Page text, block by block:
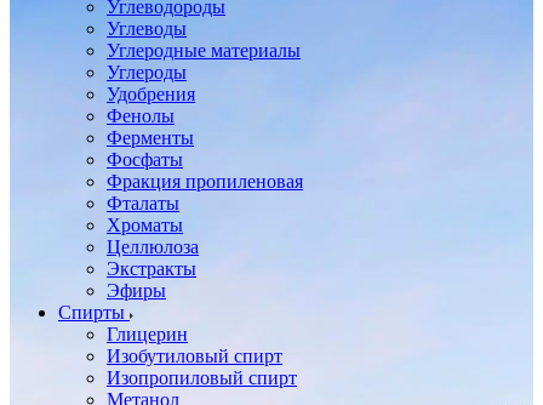
Углеводороды
Углеводы
Углеродные материалы
Углероды
Удобрения
Фенолы
Ферменты
Фосфаты
Фракция пропиленовая
Фталаты
Хроматы
Целлюлоза
Экстракты
Эфиры
Спирты
Глицерин
Изобутиловый спирт
Изопропиловый спирт
Метанол